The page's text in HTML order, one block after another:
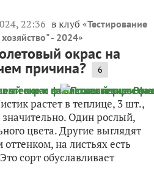
22:36 в клуб «Тестирование
- 2024»
окрас на
причина? 6
растет в теплице, 3 шт.,
Один рослый,
цвета. Другие выглядят
на листьях есть
сорт обуславливает